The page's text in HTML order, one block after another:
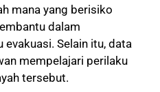
mana yang berisiko
dalam
Selain itu, data
mempelajari perilaku
tersebut.